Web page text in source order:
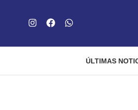
ÚLTIMAS